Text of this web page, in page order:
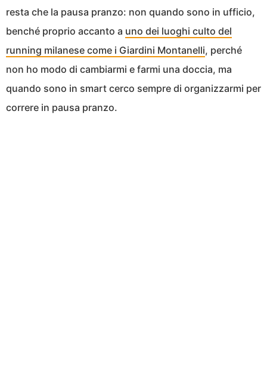
resta che la pausa pranzo: non quando sono in ufficio,
benché proprio accanto a uno dei luoghi culto del
running milanese come i Giardini Montanelli, perché
non ho modo di cambiarmi e farmi una doccia, ma
quando sono in smart cerco sempre di organizzarmi per
correre in pausa pranzo.